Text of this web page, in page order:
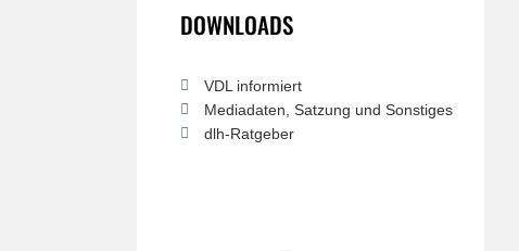
DOWNLOADS
VDL informiert
Mediadaten, Satzung und Sonstiges
dlh-Ratgeber